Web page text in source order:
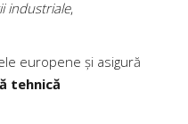
industriale,
europene și asigură
tehnică